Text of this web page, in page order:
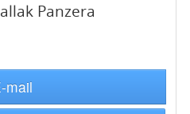
Panzera
mail